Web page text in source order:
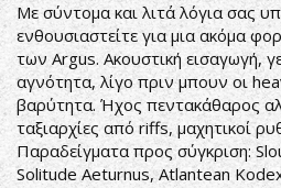
Με σύντομα και λιτά λόγια σας
ενθουσιαστείτε για μια ακόμα
των Argus. Ακουστική εισαγωγή,
αγνότητα, λίγο πριν μπουν οι
βαρύτητα. Ήχος πεντακάθαρος
ταξιαρχίες από riffs, μαχητικοί
Παραδείγματα προς σύγκριση:
Solitude Aeturnus, Atlantean